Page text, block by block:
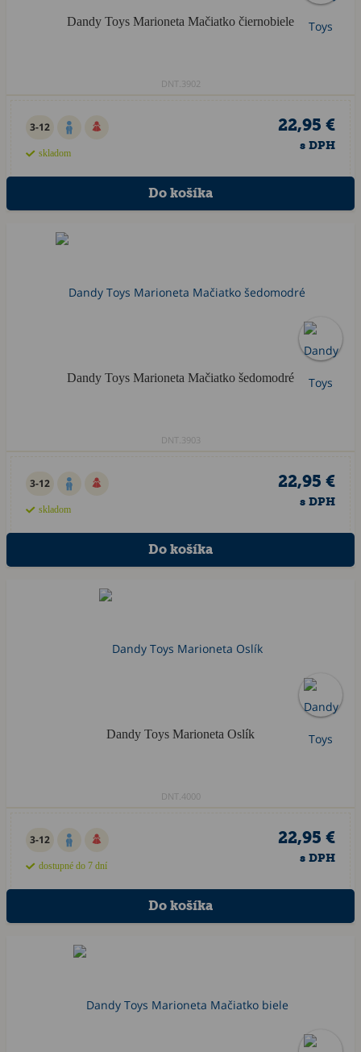
Dandy Toys Marioneta Mačiatko čiernobiele
DNT.3902
3-12
skladom
22,95 €
s DPH
Dandy Toys Marioneta Mačiatko šedomodré
DNT.3903
3-12
skladom
22,95 €
s DPH
Dandy Toys Marioneta Oslík
DNT.4000
3-12
dostupné do 7 dní
22,95 €
s DPH